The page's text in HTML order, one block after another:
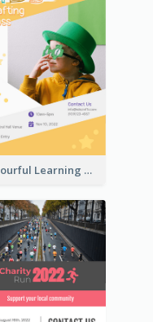
Colourful Learning Centre Poster For Kids' Education